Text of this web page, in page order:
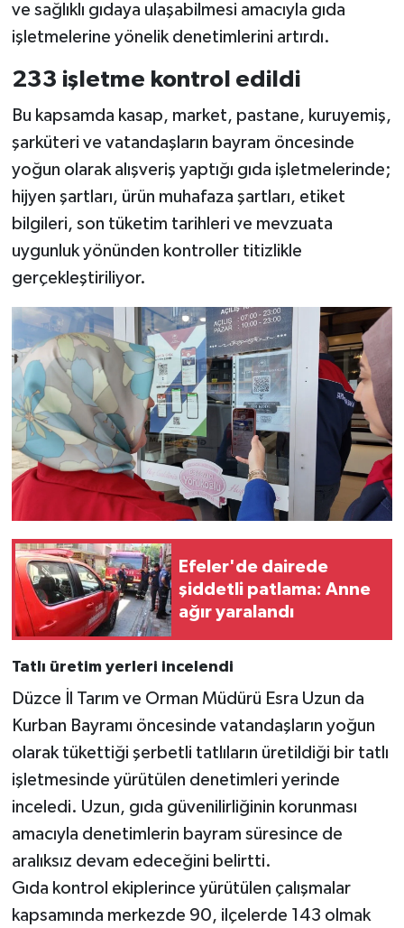
ve sağlıklı gıdaya ulaşabilmesi amacıyla gıda
işletmelerine yönelik denetimlerini artırdı.
233 işletme kontrol edildi
Bu kapsamda kasap, market, pastane, kuruyemiş,
şarküteri ve vatandaşların bayram öncesinde
yoğun olarak alışveriş yaptığı gıda işletmelerinde;
hijyen şartları, ürün muhafaza şartları, etiket
bilgileri, son tüketim tarihleri ve mevzuata
uygunluk yönünden kontroller titizlikle
gerçekleştiriliyor.
Efeler'de dairede
şiddetli patlama: Anne
ağır yaralandı
Tatlı üretim yerleri incelendi
Düzce İl Tarım ve Orman Müdürü Esra Uzun da
Kurban Bayramı öncesinde vatandaşların yoğun
olarak tükettiği şerbetli tatlıların üretildiği bir tatlı
işletmesinde yürütülen denetimleri yerinde
inceledi. Uzun, gıda güvenilirliğinin korunması
amacıyla denetimlerin bayram süresince de
aralıksız devam edeceğini belirtti.
Gıda kontrol ekiplerince yürütülen çalışmalar
kapsamında merkezde 90, ilçelerde 143 olmak